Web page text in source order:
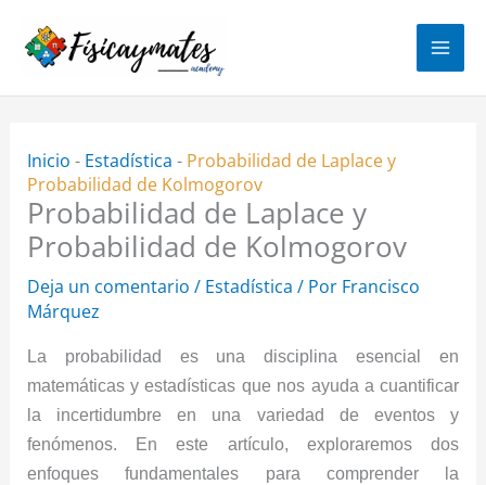
contenido
Inicio - Estadística - Probabilidad de Laplace y
Probabilidad de Kolmogorov
Probabilidad de Laplace y
Probabilidad de Kolmogorov
Deja un comentario / Estadística / Por Francisco
Márquez
La probabilidad es una disciplina esencial en
matemáticas y estadísticas que nos ayuda a cuantificar
la incertidumbre en una variedad de eventos y
fenómenos. En este artículo, exploraremos dos
enfoques fundamentales para comprender la